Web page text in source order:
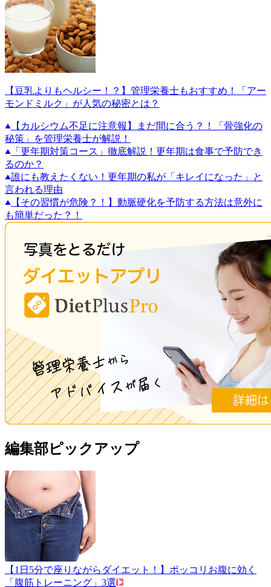
【豆乳よりもヘルシー！？】管理栄養士もおすすめ！「アー
モンドミルク」が人気の秘密とは？
【カルシウム不足に注意報】まだ間に合う？！「骨強化の
秘策」を管理栄養士が解説！
「更年期対策コース」徹底解説！更年期は食事で予防でき
るのか？
誰にも教えたくない！更年期の私が「キレイになった」と
言われる理由
【その習慣が危険？！】動脈硬化を予防する方法は意外に
も簡単だった？！
編集部ピックアップ
【1日5分で座りながらダイエット！】ポッコリお腹に効く
「腹筋トレーニング」3選